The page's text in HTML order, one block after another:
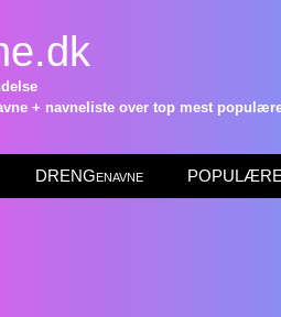
+ navneliste over top mest
DRENGenavne POPULÆRE